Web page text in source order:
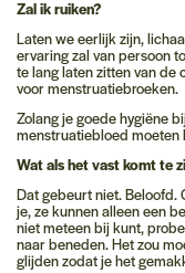
Zal ik ruiken?
Laten we eerlijk zijn,
ervaring zal van persoon
te lang laten zitten van de
voor menstruatiebroeken.
Zolang je goede hygiëne
menstruatiebloed moeten
Wat als het vast komt te
Dat gebeurt niet. Beloofd.
je, ze kunnen alleen een
niet meteen bij kunt,
naar beneden. Het zou
glijden zodat je het